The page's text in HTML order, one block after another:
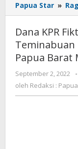
Papua Star »
Dana KPR
Teminabuan
Papua Barat
September 2, 2022 -
oleh Redaksi :